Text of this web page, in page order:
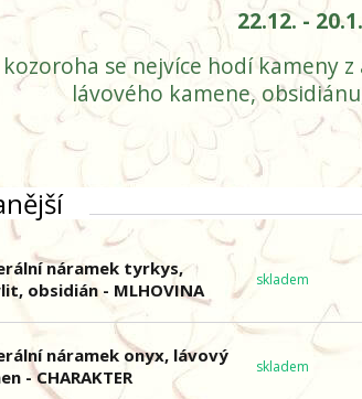
22.12. - 20.1.
se nejvíce hodí kameny
lávového kamene,
náramek tyrkys,
obsidián - MLHOVINA
skladem
náramek onyx, lávový
- CHARAKTER
skladem